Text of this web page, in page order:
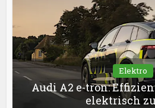
Elektro
Audi A2 e-tron:
elektrisch